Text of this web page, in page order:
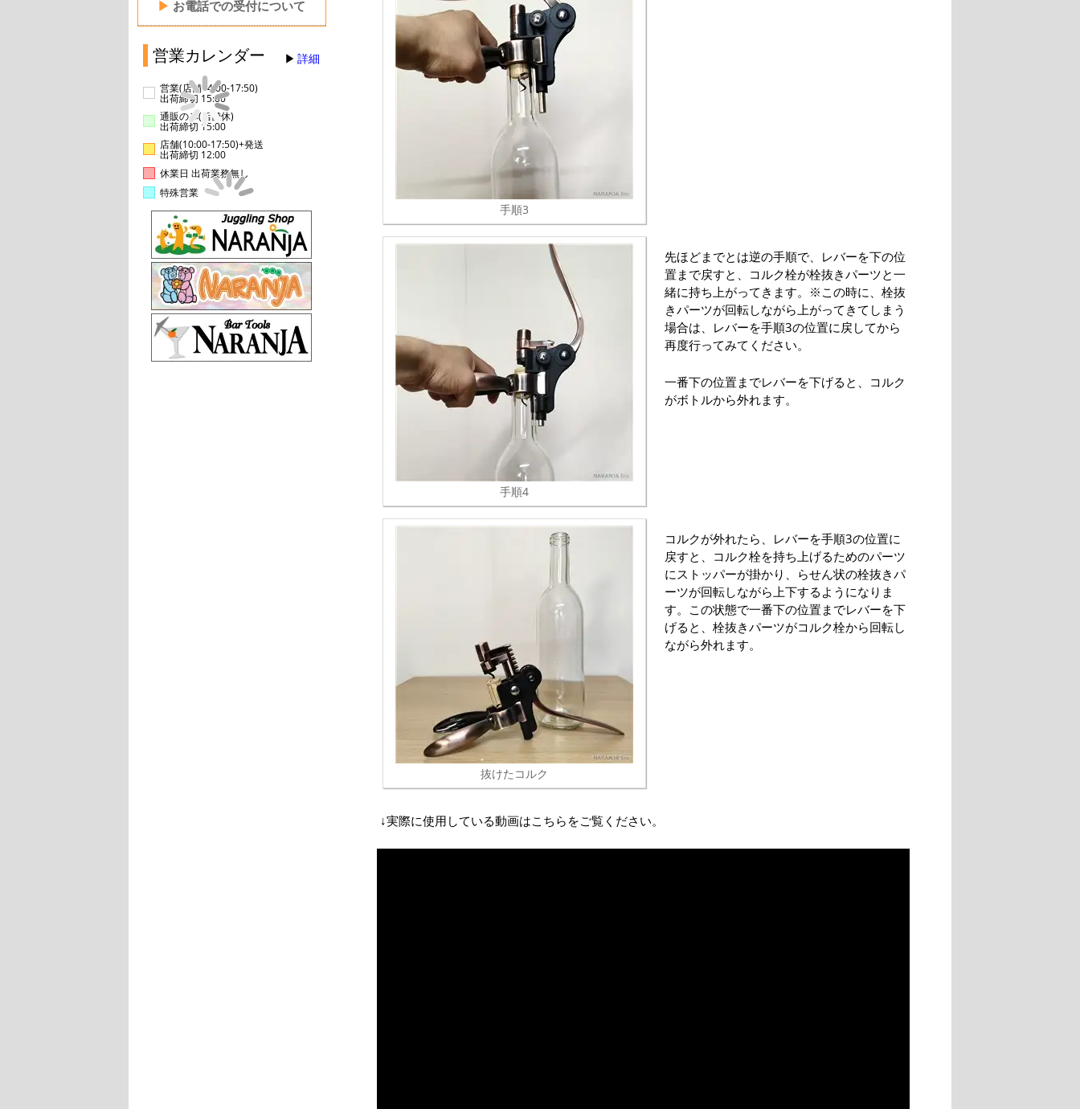
▶ お電話での受付について
営業カレンダー 詳細
営業(店舗14:00-17:50)
出荷締切 15:00
通販のみ(店舗休)
出荷締切 15:00
店舗(10:00-17:50)+発送
出荷締切 12:00
休業日 出荷業務無し
特殊営業
手順3
手順4
先ほどまでとは逆の手順で、レバーを下の位
置まで戻すと、コルク栓が栓抜きパーツと一
緒に持ち上がってきます。※この時に、栓抜
きパーツが回転しながら上がってきてしまう
場合は、レバーを手順3の位置に戻してから
再度行ってみてください。
一番下の位置までレバーを下げると、コルク
がボトルから外れます。
抜けたコルク
コルクが外れたら、レバーを手順3の位置に
戻すと、コルク栓を持ち上げるためのパーツ
にストッパーが掛かり、らせん状の栓抜きパ
ーツが回転しながら上下するようになりま
す。この状態で一番下の位置までレバーを下
げると、栓抜きパーツがコルク栓から回転し
ながら外れます。
↓実際に使用している動画はこちらをご覧ください。